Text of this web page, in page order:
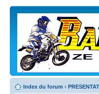
Index du forum ‹